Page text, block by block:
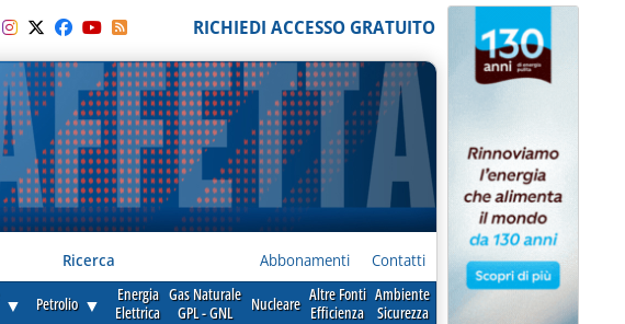
RICHIEDI ACCESSO GRATUITO
Ricerca Abbonamenti Contatti
▼ Petrolio ▼
Energia
Elettrica
Gas Naturale
GPL - GNL
Nucleare Altre Fonti
Efficienza
Ambiente
Sicurezza